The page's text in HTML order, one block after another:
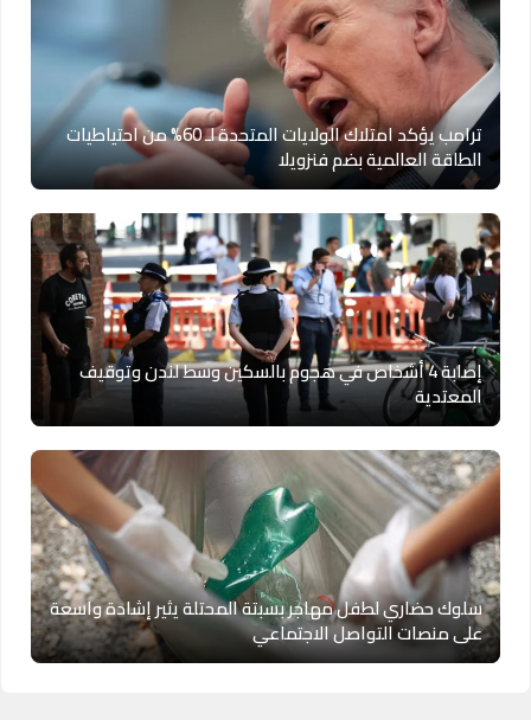
ترامب يؤكد امتلاك الولايات المتحدة لـ 60% من احتياطيات
الطاقة العالمية بضم فنزويلا
إصابة 4 أشخاص في هجوم بالسكين وسط لندن وتوقيف
المعتدية
سلوك حضاري لطفل مهاجر بسبتة المحتلة يثير إشادة واسعة
على منصات التواصل الاجتماعي